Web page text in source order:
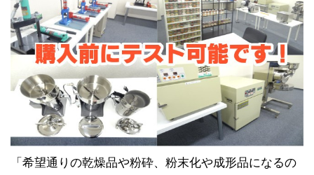
「希望通りの乾燥品や粉砕、粉末化や成形品になるの